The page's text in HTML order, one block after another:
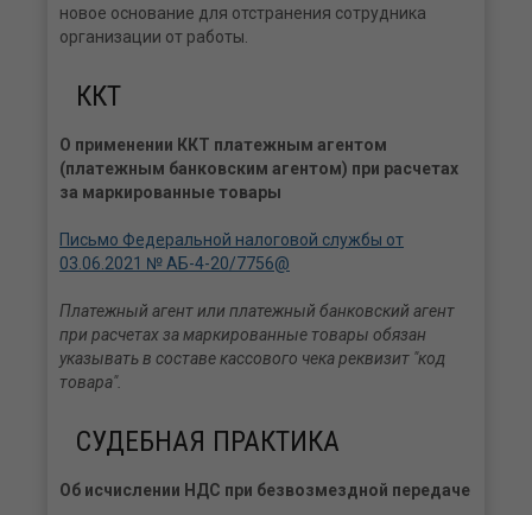
новое основание для отстранения сотрудника
организации от работы.
ККТ
О применении ККТ платежным агентом
(платежным банковским агентом) при расчетах
за маркированные товары
Письмо Федеральной налоговой службы от
03.06.2021 № АБ-4-20/7756@
Платежный агент или платежный банковский агент
при расчетах за маркированные товары обязан
указывать в составе кассового чека реквизит "код
товара".
СУДЕБНАЯ ПРАКТИКА
Об исчислении НДС при безвозмездной передаче